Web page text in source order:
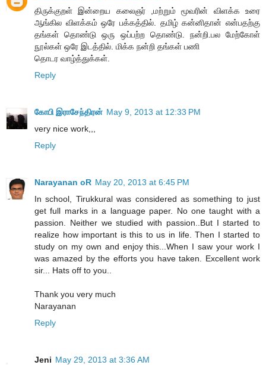
திருக்குறள் இன்றைய கலைஞர் ,மற்றும் மூவரின் விளக்க உரை
ஆங்கில விளக்கம் ஒரே பக்கத்தில். தமிழ் கன்னிதான் என்பதற்கு
தங்கள் தொண்டு ஒரு ஒப்பற்ற தொண்டு. நன்றி.பல மேற்கோள்
நூல்கள் ஒரே இடத்தில். மிக்க நன்றி தங்கள் பணி
தொடர வாழ்த்துக்கள்.
Reply
கோபி இராசேந்திரன் May 9, 2013 at 12:33 PM
very nice work,,,
Reply
Narayanan oR May 20, 2013 at 6:45 PM
In school, Tirukkural was considered as something to just
get full marks in a language paper. No one taught with a
passion. Neither we studied with passion..But I started to
realize how important is this to us in life. Then I started to
study on my own and enjoy this...When I saw your work I
was amazed by the efforts you have taken. Excellent work
sir... Hats off to you..
Thank you very much
Narayanan
Reply
Jeni May 29, 2013 at 3:36 AM